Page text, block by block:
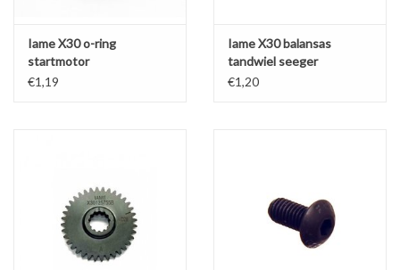
Iame X30 o-ring
startmotor
€1,19
Iame X30 balansas
tandwiel seeger
€1,20